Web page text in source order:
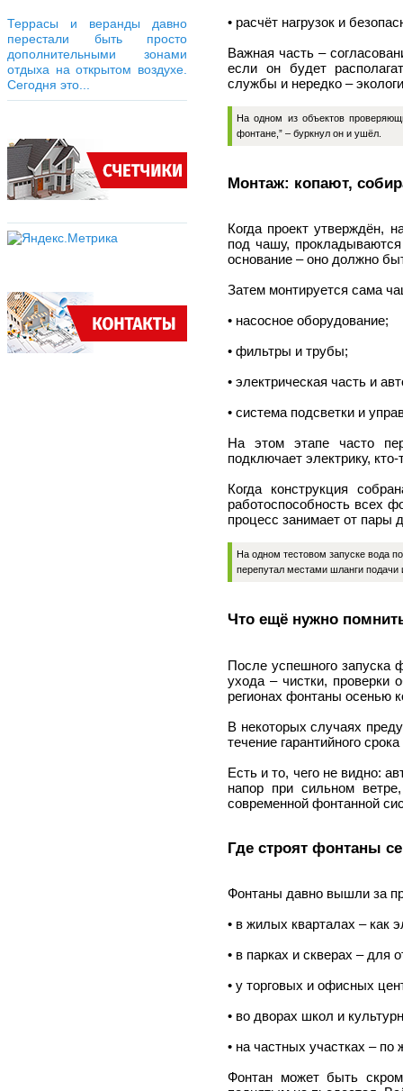
Террасы и веранды давно
перестали быть просто
дополнительными зонами
отдыха на открытом воздухе.
Сегодня это...
• расчёт нагрузок и
Важная часть –
если он будет
службы и нередко –
На одном из объектов
фонтане,” – буркнул он и ушёл.
Монтаж: копают,
Когда проект утверждён,
под чашу,
основание – оно должно
Затем монтируется сама
• насосное оборудование;
• фильтры и трубы;
• электрическая часть и
• система подсветки и
На этом этапе часто
подключает электрику,
Когда конструкция
работоспособность всех
процесс занимает от пары
На одном тестовом запуске вода
перепутал местами шланги подачи
Что ещё нужно
После успешного запуска
ухода – чистки, проверки
регионах фонтаны осенью
В некоторых случаях
течение гарантийного
Есть и то, чего не видно:
напор при сильном
современной фонтанной
Где строят фонтаны
Фонтаны давно вышли за
• в жилых кварталах – как
• в парках и скверах – для
• у торговых и офисных
• во дворах школ и
• на частных участках –
Фонтан может быть